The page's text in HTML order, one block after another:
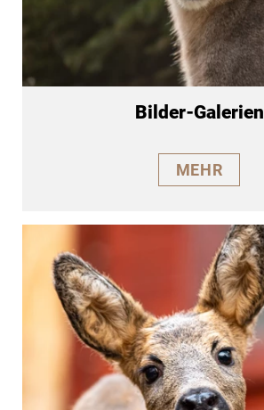
Bilder-Galerien
MEHR